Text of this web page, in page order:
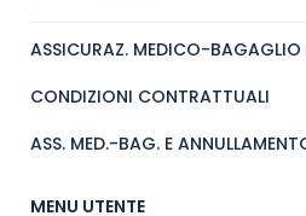
ASSICURAZ. MEDICO-BAGAGLIO
CONDIZIONI CONTRATTUALI
ASS. MED.-BAG. E
MENU UTENTE